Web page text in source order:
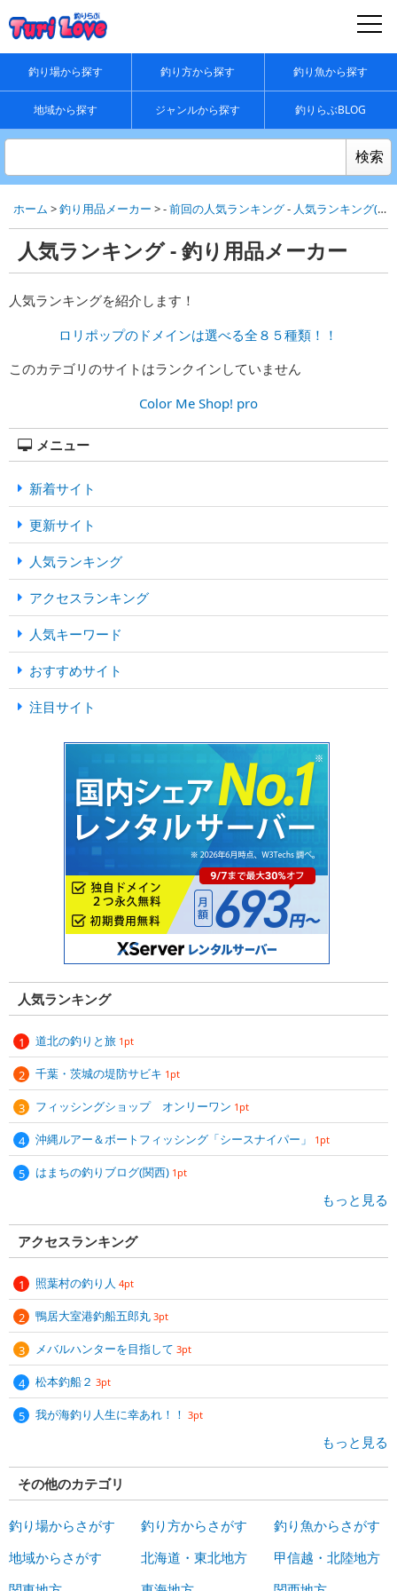
釣り場から探す 釣り方から探す 釣り魚から探す
地域から探す ジャンルから探す 釣りらぶBLOG
ホーム >釣り用品メーカー > -前回の人気ランキング- 人気ランキング(累計)
人気ランキング - 釣り用品メーカー
人気ランキングを紹介します！
ロリポップのドメインは選べる全８５種類！！
このカテゴリのサイトはランクインしていません
Color Me Shop! pro
メニュー
新着サイト
更新サイト
人気ランキング
アクセスランキング
人気キーワード
おすすめサイト
注目サイト
人気ランキング
道北の釣りと旅 1pt
千葉・茨城の堤防サビキ 1pt
フィッシングショップ オンリーワン 1pt
沖縄ルアー＆ボートフィッシング「シースナイパー」 1pt
はまちの釣りブログ(関西) 1pt
もっと見る
アクセスランキング
照葉村の釣り人 4pt
鴨居大室港釣船五郎丸 3pt
メバルハンターを目指して 3pt
松本釣船２ 3pt
我が海釣り人生に幸あれ！！ 3pt
もっと見る
その他のカテゴリ
釣り場からさがす 釣り方からさがす
釣り魚からさがす
地域からさがす
北海道・東北地方
甲信越・北陸地方